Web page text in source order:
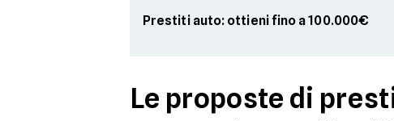
Prestiti auto: ottieni fino a 100.000€
Le proposte di